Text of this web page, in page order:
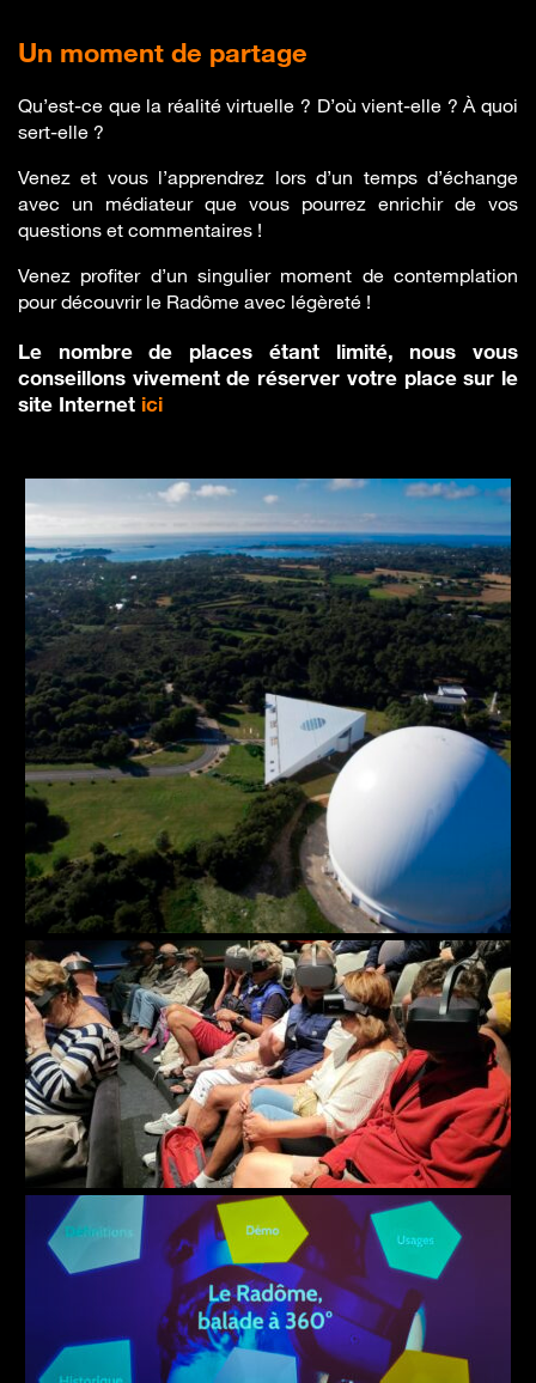
Un moment de partage
Qu’est-ce que la réalité virtuelle ? D’où vient-elle ? À quoi
sert-elle ?
Venez et vous l’apprendrez lors d’un temps d’échange
avec un médiateur que vous pourrez enrichir de vos
questions et commentaires !
Venez profiter d’un singulier moment de contemplation
pour découvrir le Radôme avec légèreté !
Le nombre de places étant limité, nous vous
conseillons vivement de réserver votre place sur le
site Internet ici